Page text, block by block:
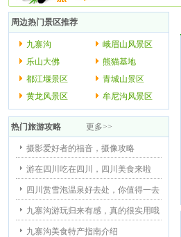
周边热门景区推荐
九寨沟
峨眉山风景区
乐山大佛
熊猫基地
都江堰景区
青城山景区
黄龙风景区
牟尼沟风景区
热门旅游攻略 更多>>
摄影爱好者的福音，摄像攻略
游在四川吃在四川，四川美食来啦
四川赏雪泡温泉好去处，你值得一去
九寨沟游玩归来有感，真的很实用哦
九寨沟美食特产指南介绍